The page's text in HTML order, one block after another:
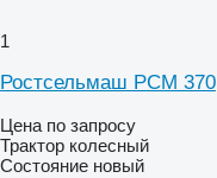
1
Ростсельмаш РСМ 370
Цена по запросу
Трактор колесный
Состояние новый